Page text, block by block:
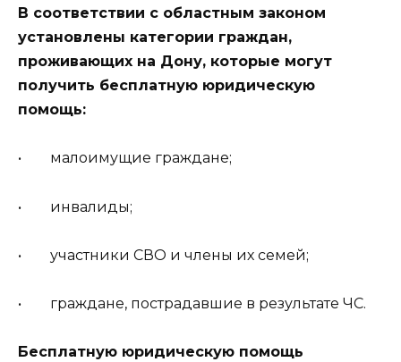
В соответствии с областным законом
установлены категории граждан,
проживающих на Дону, которые могут
получить бесплатную юридическую
помощь:
• малоимущие граждане;
• инвалиды;
• участники СВО и члены их семей;
• граждане, пострадавшие в результате ЧС.
Бесплатную юридическую помощь